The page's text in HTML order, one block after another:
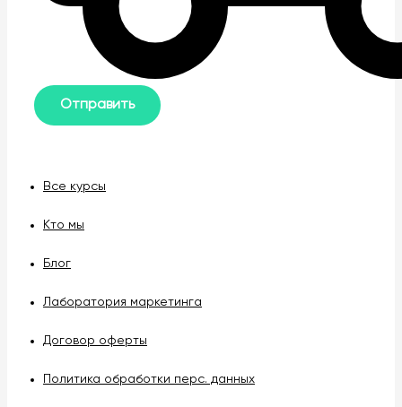
Все курсы
Кто мы
Блог
Лаборатория маркетинга
Договор оферты
Политика обработки перс. данных